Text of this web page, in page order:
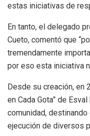
estas iniciativas de
En tanto, el delegado
Cueto, comentó que
tremendamente
por eso esta iniciativa
Desde su creación, en
en Cada Gota” de
comunidad,
ejecución de diversos